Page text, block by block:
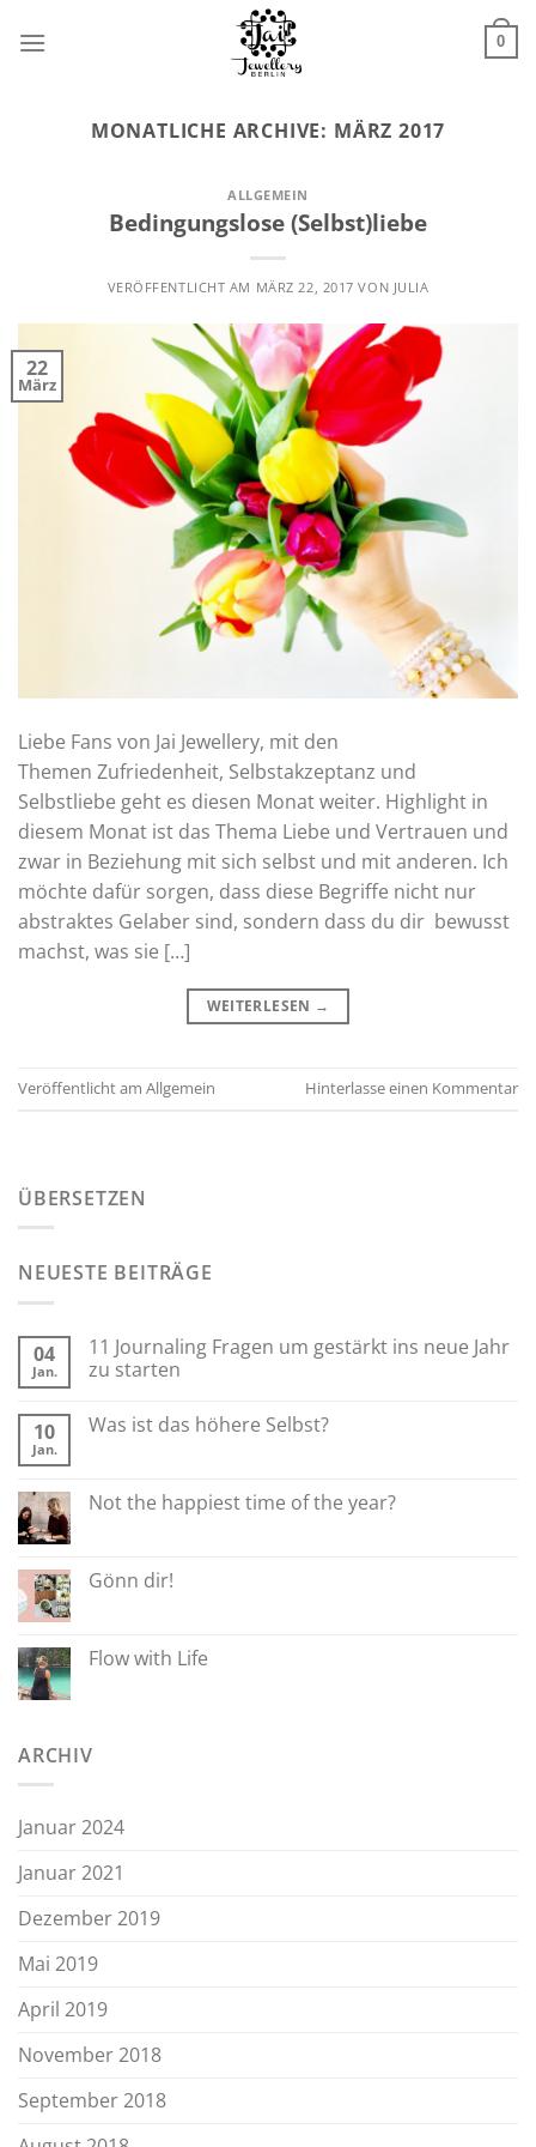
Inhalt
0
MONATLICHE ARCHIVE: MÄRZ 2017
ALLGEMEIN
Bedingungslose (Selbst)liebe
VERÖFFENTLICHT AM MÄRZ 22, 2017 VON JULIA
22
März
Liebe Fans von Jai Jewellery, mit den
Themen Zufriedenheit, Selbstakzeptanz und
Selbstliebe geht es diesen Monat weiter. Highlight in
diesem Monat ist das Thema Liebe und Vertrauen und
zwar in Beziehung mit sich selbst und mit anderen. Ich
möchte dafür sorgen, dass diese Begriffe nicht nur
abstraktes Gelaber sind, sondern dass du dir bewusst
machst, was sie […]
WEITERLESEN →
Veröffentlicht am Allgemein Hinterlasse einen Kommentar
ÜBERSETZEN
NEUESTE BEITRÄGE
04
Jan.
11 Journaling Fragen um gestärkt ins neue Jahr
zu starten
10
Jan.
Was ist das höhere Selbst?
Not the happiest time of the year?
Gönn dir!
Flow with Life
ARCHIV
Januar 2024
Januar 2021
Dezember 2019
Mai 2019
April 2019
November 2018
September 2018